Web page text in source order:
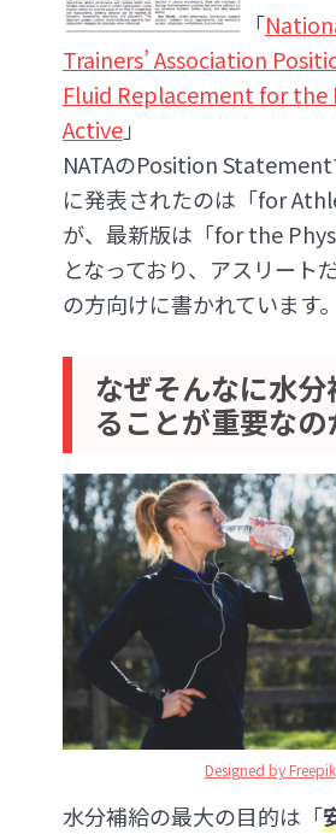
「
Trainers’ Association
Fluid Replacement for the
Active」
NATAのPosition
に発表されたのは「for
が、最新版は「for the
となっており、アスリート
の方向けに書かれています。
なぜそんなに水
ることが重要なの
Designed by Freepik
水分補給の最大の目的は「